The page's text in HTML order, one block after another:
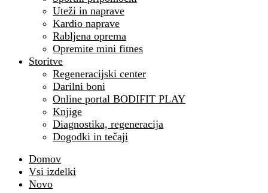
Uteži in naprave
Kardio naprave
Rabljena oprema
Opremite mini fitnes
Storitve
Regeneracijski center
Darilni boni
Online portal BODIFIT PLAY
Knjige
Diagnostika, regeneracija
Dogodki in tečaji
Domov
Vsi izdelki
Novo